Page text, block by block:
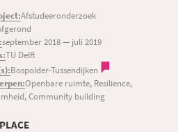
Afstudeeronderzoek
september 2018— juli 2019
TU Delft
Bospolder-Tussendijken
Openbare ruimte, Resilience,
Community building